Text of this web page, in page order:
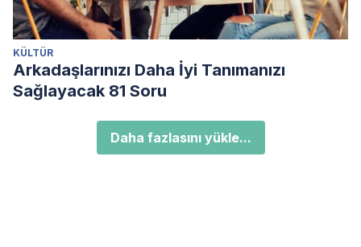
KÜLTÜR
Arkadaşlarınızı Daha İyi Tanımanızı
Sağlayacak 81 Soru
Daha fazlasını yükle...